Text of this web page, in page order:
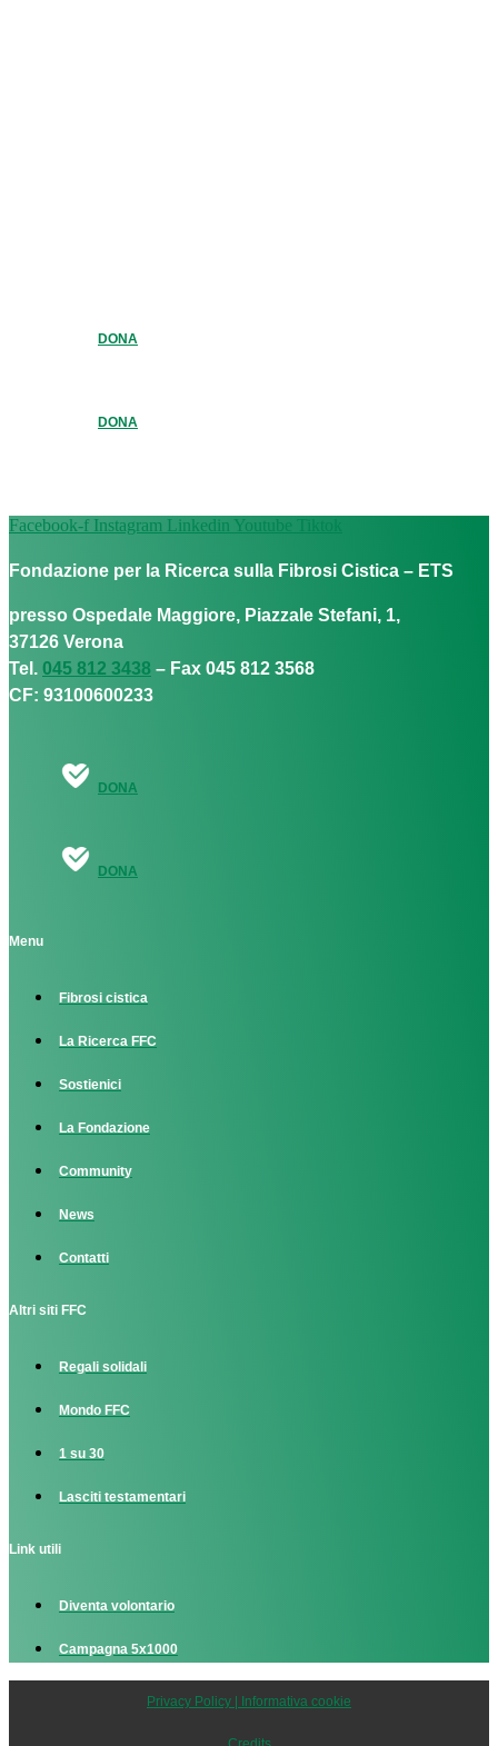
DONA
DONA
Facebook-f Instagram Linkedin Youtube Tiktok
Fondazione per la Ricerca sulla Fibrosi Cistica – ETS
presso Ospedale Maggiore, Piazzale Stefani, 1,
37126 Verona
Tel. 045 812 3438 – Fax 045 812 3568
CF: 93100600233
DONA
DONA
Menu
Fibrosi cistica
La Ricerca FFC
Sostienici
La Fondazione
Community
News
Contatti
Altri siti FFC
Regali solidali
Mondo FFC
1 su 30
Lasciti testamentari
Link utili
Diventa volontario
Campagna 5x1000
Privacy Policy | Informativa cookie